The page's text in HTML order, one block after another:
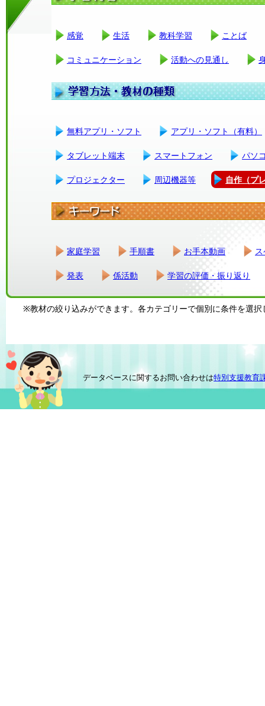
感覚 生活 教科学習 ことば
コミュニケーション 活動への見通し
無料アプリ・ソフト アプリ・ソフト（有料）
タブレット端末 スマートフォン パソ
プロジェクター 周辺機器等 自作（プ
家庭学習 手順書 お手本動画
発表 係活動 学習の評価・振り返り
※教材の絞り込みができます。各カテゴリーで個別に条件を選択
データベースに関するお問い合わせは特別支援教育